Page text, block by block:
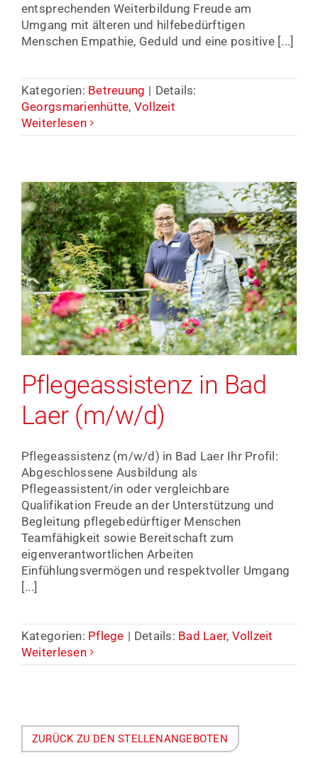
entsprechenden Weiterbildung Freude am
Umgang mit älteren und hilfebedürftigen
Menschen Empathie, Geduld und eine positive [...]
Kategorien: Betreuung | Details:
Georgsmarienhütte, Vollzeit
Weiterlesen
Pflegeassistenz in Bad
Laer (m/w/d)
Pflegeassistenz (m/w/d) in Bad Laer Ihr Profil:
Abgeschlossene Ausbildung als
Pflegeassistent/in oder vergleichbare
Qualifikation Freude an der Unterstützung und
Begleitung pflegebedürftiger Menschen
Teamfähigkeit sowie Bereitschaft zum
eigenverantwortlichen Arbeiten
Einfühlungsvermögen und respektvoller Umgang
[...]
Kategorien: Pflege | Details: Bad Laer, Vollzeit
Weiterlesen
ZURÜCK ZU DEN STELLENANGEBOTEN